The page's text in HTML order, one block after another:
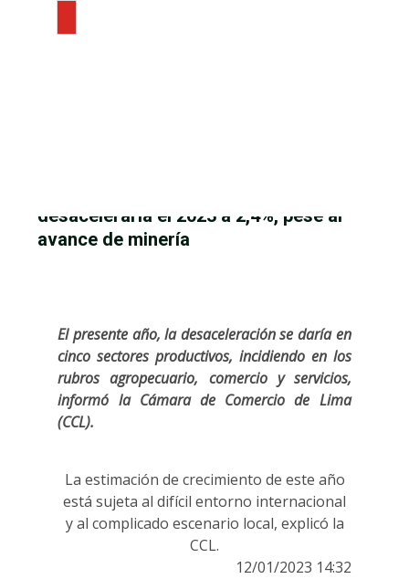
desaceleraría el 2023 a 2,4%, pese al
avance de minería
El presente año, la desaceleración se daría en
cinco sectores productivos, incidiendo en los
rubros agropecuario, comercio y servicios,
informó la Cámara de Comercio de Lima
(CCL).
La estimación de crecimiento de este año
está sujeta al difícil entorno internacional
y al complicado escenario local, explicó la
CCL.
12/01/2023 14:32